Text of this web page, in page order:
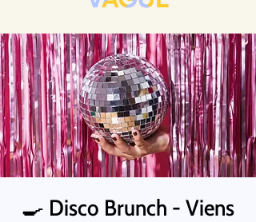
🍳 Disco Brunch - Viens